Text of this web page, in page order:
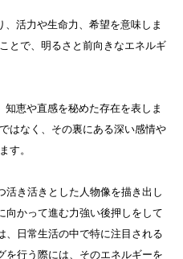
、活力や生命力、希望を意味しま
とで、明るさと前向きなエネルギ
恵や直感を秘めた存在を表しま
はなく、その裏にある深い感情や
す。
活き活きとした人物像を描き出し
向かって進む力強い後押しをして
、日常生活の中で特に注目される
を行う際には、そのエネルギーを